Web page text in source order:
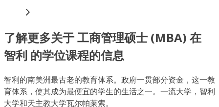
了解更多关于 工商管理硕士 (MBA) 在
智利 的学位课程的信息
智利的南美洲最古老的教育体系。政府一贯部分资金，这一教
育体系，使其成为最便宜的学生的生活之一。一流大学，智利
大学和天主教大学瓦尔帕莱索。